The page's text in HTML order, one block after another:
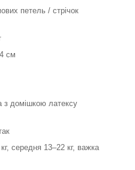
петель / стрічок
см
з домішкою латексу
середня 13–22 кг, важка